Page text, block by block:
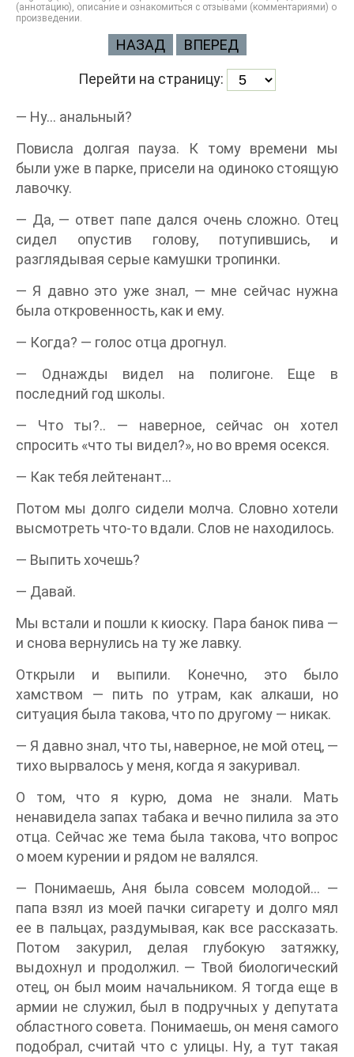
(аннотацию), описание и ознакомиться с отзывами (комментариями) о
произведении.
НАЗАД ВПЕРЕД
Перейти на страницу:
— Ну… анальный?
Повисла долгая пауза. К тому времени мы
были уже в парке, присели на одиноко стоящую
лавочку.
— Да, — ответ папе дался очень сложно. Отец
сидел опустив голову, потупившись, и
разглядывая серые камушки тропинки.
— Я давно это уже знал, — мне сейчас нужна
была откровенность, как и ему.
— Когда? — голос отца дрогнул.
— Однажды видел на полигоне. Еще в
последний год школы.
— Что ты?.. — наверное, сейчас он хотел
спросить «что ты видел?», но во время осекся.
— Как тебя лейтенант…
Потом мы долго сидели молча. Словно хотели
высмотреть что-то вдали. Слов не находилось.
— Выпить хочешь?
— Давай.
Мы встали и пошли к киоску. Пара банок пива —
и снова вернулись на ту же лавку.
Открыли и выпили. Конечно, это было
хамством — пить по утрам, как алкаши, но
ситуация была такова, что по другому — никак.
— Я давно знал, что ты, наверное, не мой отец, —
тихо вырвалось у меня, когда я закуривал.
О том, что я курю, дома не знали. Мать
ненавидела запах табака и вечно пилила за это
отца. Сейчас же тема была такова, что вопрос
о моем курении и рядом не валялся.
— Понимаешь, Аня была совсем молодой… —
папа взял из моей пачки сигарету и долго мял
ее в пальцах, раздумывая, как все рассказать.
Потом закурил, делая глубокую затяжку,
выдохнул и продолжил. — Твой биологический
отец, он был моим начальником. Я тогда еще в
армии не служил, был в подручных у депутата
областного совета. Понимаешь, он меня самого
подобрал, считай что с улицы. Ну, а тут такая